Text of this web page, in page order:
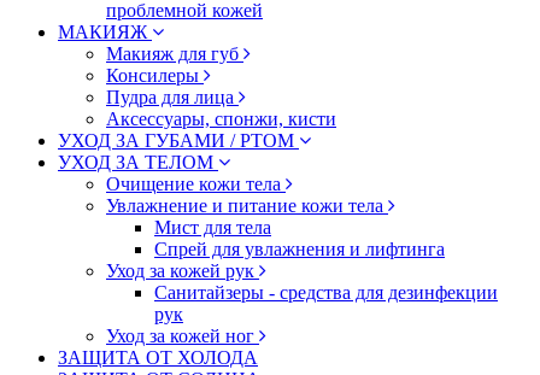
проблемной кожей
МАКИЯЖ
Макияж для губ
Консилеры
Пудра для лица
Аксессуары, спонжи, кисти
УХОД ЗА ГУБАМИ / РТОМ
УХОД ЗА ТЕЛОМ
Очищение кожи тела
Увлажнение и питание кожи тела
Мист для тела
Спрей для увлажнения и лифтинга
Уход за кожей рук
Санитайзеры - средства для дезинфекции
рук
Уход за кожей ног
ЗАЩИТА ОТ ХОЛОДА